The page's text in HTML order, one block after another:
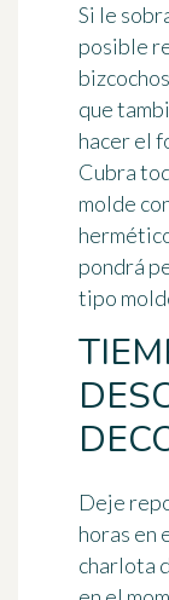
Si le
posible
bizcochos
que
hacer el
Cubra
molde
pondrá
tipo
Deje
horas en
charlota